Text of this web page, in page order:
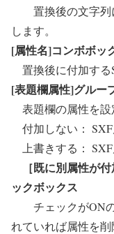
置換後の文字列
します。
[属性名]コンボボッ
置換後に付加する
[表題欄属性]グルー
表題欄の属性を設
付加しない： SXF
上書きする： SXF
［既に別属性が
ックボックス
チェックがONの
れていれば属性を削